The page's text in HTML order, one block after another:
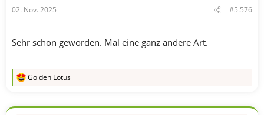
:
02. Nov. 2025 #5.576
Sehr schön geworden. Mal eine ganz andere Art.
R
k
Golden Lotus